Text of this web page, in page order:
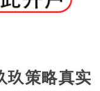
玖策略真实